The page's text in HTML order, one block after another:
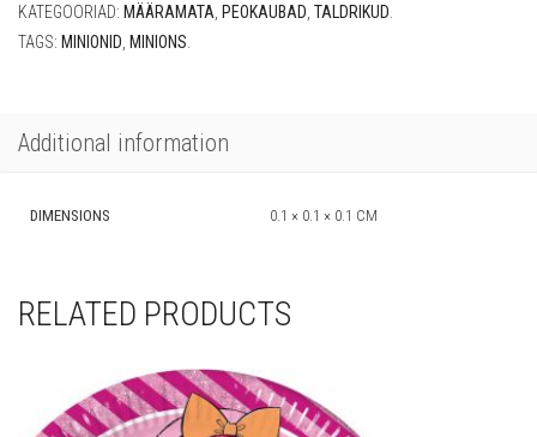
KATEGOORIAD: MÄÄRAMATA PEOKAUBAD TALDRIKUD
TAGS: MINIONID MINIONS
Additional information
DIMENSIONS 0.1 × 0.1 × 0.1 CM
RELATED PRODUCTS